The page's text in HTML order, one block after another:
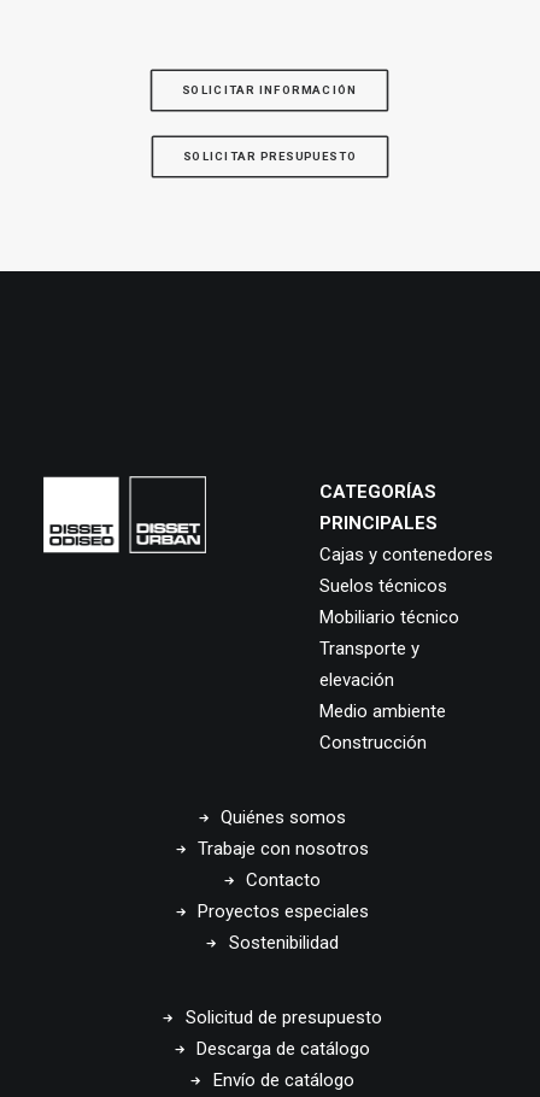
SOLICITAR INFORMACIÓN
SOLICITAR PRESUPUESTO
CATEGORÍAS
PRINCIPALES
Cajas y contenedores
Suelos técnicos
Mobiliario técnico
Transporte y
elevación
Medio ambiente
Construcción
Quiénes somos
Trabaje con nosotros
Contacto
Proyectos especiales
Sostenibilidad
Solicitud de presupuesto
Descarga de catálogo
Envío de catálogo